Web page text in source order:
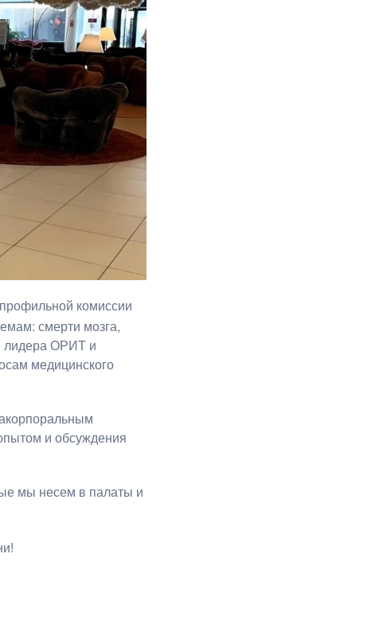
комиссии
смерти мозга,
лидера ОРИТ и
медицинского
и обсуждения
мы несем в палаты и